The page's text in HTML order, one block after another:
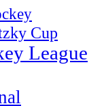
Cup
League